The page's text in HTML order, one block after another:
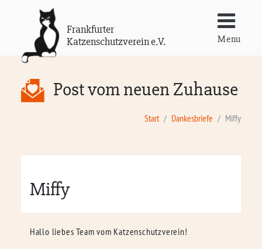
Frankfurter
Katzenschutzverein e.V.
Menu
Post vom neuen Zuhause
Start Dankesbriefe Miffy
Miffy
Hallo liebes Team vom Katzenschutzverein!